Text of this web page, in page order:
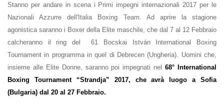
Stanno per andare in scena i Primi impegni internazionali 2017 per le
Nazionali Azzurre dell'Italia Boxing Team. Ad aprire la stagione
agonistica saranno i Boxer della Elite maschile, che dal 7 al 12 Febbraio
calcheranno il ring del 61 Bocskai István International Boxing
Tournament in programma in quel di Debrecen (Ungheria). Uomini che,
insieme alle Elite Donne, saranno poi impegnati nel68° International
Boxing Tournament “Strandja” 2017, che avrà luogo a Sofia
(Bulgaria) dal 20 al 27 Febbraio.